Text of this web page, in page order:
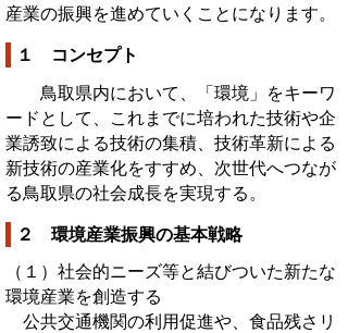
産業の振興を進めていくことになります。
１ コンセプト
鳥取県内において、「環境」をキーワ
ードとして、これまでに培われた技術や企
業誘致による技術の集積、技術革新による
新技術の産業化をすすめ、次世代へつなが
る鳥取県の社会成長を実現する。
２ 環境産業振興の基本戦略
（１）社会的ニーズ等と結びついた新たな
環境産業を創造する
公共交通機関の利用促進や、食品残さリ